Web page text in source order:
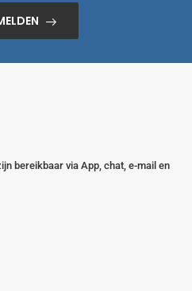
bereikbaar via App, chat, e-mail en